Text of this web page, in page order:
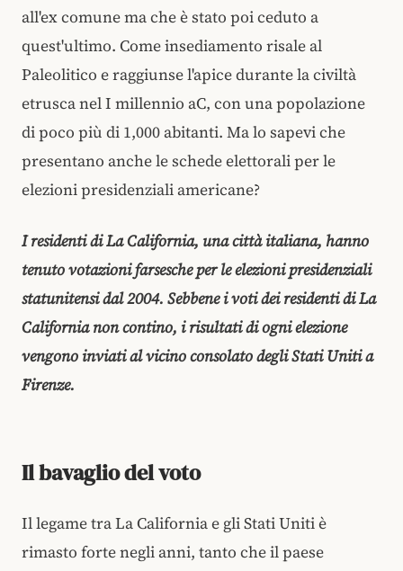
all'ex comune ma che è stato poi ceduto a
quest'ultimo. Come insediamento risale al
Paleolitico e raggiunse l'apice durante la civiltà
etrusca nel I millennio aC, con una popolazione
di poco più di 1,000 abitanti. Ma lo sapevi che
presentano anche le schede elettorali per le
elezioni presidenziali americane?
I residenti di La California, una città italiana, hanno
tenuto votazioni farsesche per le elezioni presidenziali
statunitensi dal 2004. Sebbene i voti dei residenti di La
California non contino, i risultati di ogni elezione
vengono inviati al vicino consolato degli Stati Uniti a
Firenze.
Il bavaglio del voto
Il legame tra La California e gli Stati Uniti è
rimasto forte negli anni, tanto che il paese